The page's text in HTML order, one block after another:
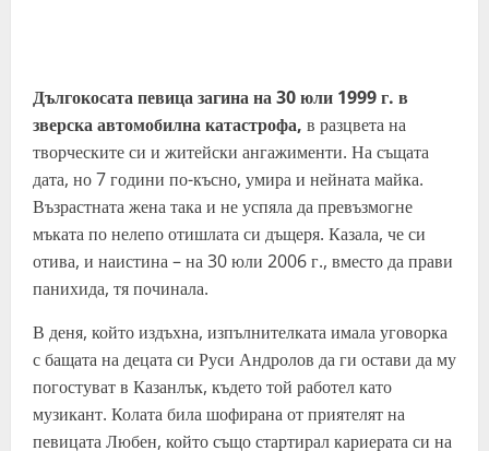
Дългокосата певица загина на 30 юли 1999 г. в
зверска автомобилна катастрофа, в разцвета на
творческите си и житейски ангажименти. На същата
дата, но 7 години по-късно, умира и нейната майка.
Възрастната жена така и не успяла да превъзмогне
мъката по нелепо отишлата си дъщеря. Казала, че си
отива, и наистина – на 30 юли 2006 г., вместо да прави
панихида, тя починала.
В деня, който издъхна, изпълнителката имала уговорка
с бащата на децата си Руси Андролов да ги остави да му
погостуват в Казанлък, където той работел като
музикант. Колата била шофирана от приятелят на
певицата Любен, който също стартирал кариерата си на